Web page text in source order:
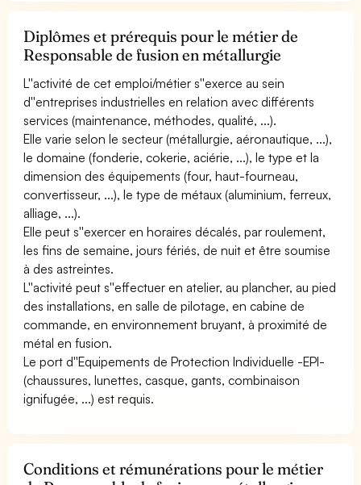
Diplômes et prérequis pour le métier de
Responsable de fusion en métallurgie
L''activité de cet emploi/métier s''exerce au sein
d''entreprises industrielles en relation avec différents
services (maintenance, méthodes, qualité, ...).
Elle varie selon le secteur (métallurgie, aéronautique, ...),
le domaine (fonderie, cokerie, aciérie, ...), le type et la
dimension des équipements (four, haut-fourneau,
convertisseur, ...), le type de métaux (aluminium, ferreux,
alliage, ...).
Elle peut s''exercer en horaires décalés, par roulement,
les fins de semaine, jours fériés, de nuit et être soumise
à des astreintes.
L''activité peut s''effectuer en atelier, au plancher, au pied
des installations, en salle de pilotage, en cabine de
commande, en environnement bruyant, à proximité de
métal en fusion.
Le port d''Equipements de Protection Individuelle -EPI-
(chaussures, lunettes, casque, gants, combinaison
ignifugée, ...) est requis.
Conditions et rémunérations pour le métier